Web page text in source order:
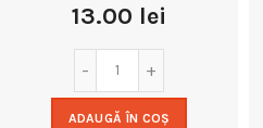
13.00 lei
ADAUGĂ ÎN COȘ